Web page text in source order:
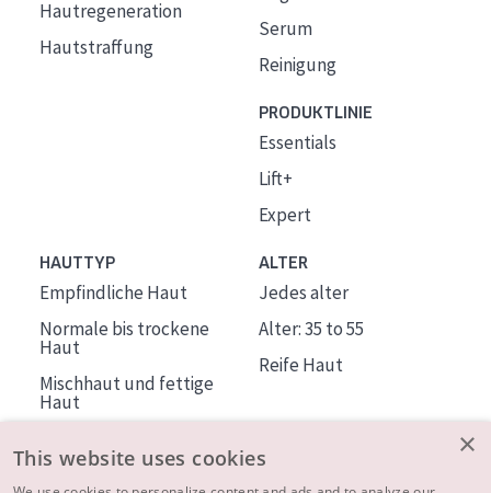
Hautregeneration
Hautstraffung
Serum
Reinigung
PRODUKTLINIE
Essentials
Lift+
Expert
HAUTTYP
Empfindliche Haut
Normale bis trockene
Haut
Mischhaut und fettige
Haut
ALTER
Jedes alter
Alter: 35 to 55
Reife Haut
×
This website uses cookies